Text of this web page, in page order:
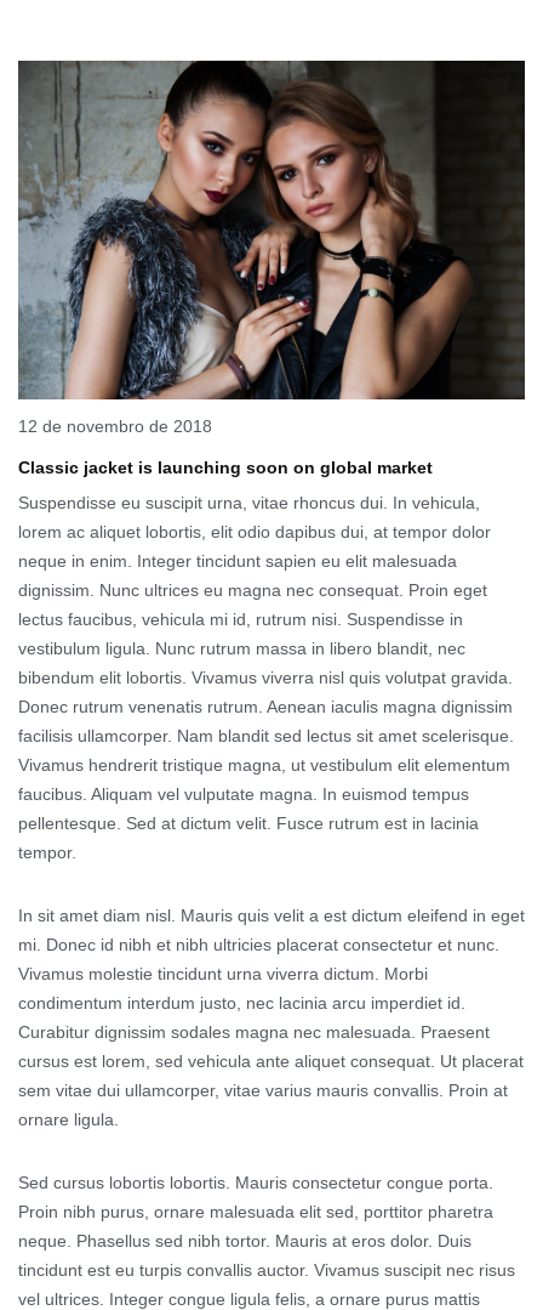
12 de novembro de 2018
Classic jacket is launching soon on global market
Suspendisse eu suscipit urna, vitae rhoncus dui. In vehicula,
lorem ac aliquet lobortis, elit odio dapibus dui, at tempor dolor
neque in enim. Integer tincidunt sapien eu elit malesuada
dignissim. Nunc ultrices eu magna nec consequat. Proin eget
lectus faucibus, vehicula mi id, rutrum nisi. Suspendisse in
vestibulum ligula. Nunc rutrum massa in libero blandit, nec
bibendum elit lobortis. Vivamus viverra nisl quis volutpat gravida.
Donec rutrum venenatis rutrum. Aenean iaculis magna dignissim
facilisis ullamcorper. Nam blandit sed lectus sit amet scelerisque.
Vivamus hendrerit tristique magna, ut vestibulum elit elementum
faucibus. Aliquam vel vulputate magna. In euismod tempus
pellentesque. Sed at dictum velit. Fusce rutrum est in lacinia
tempor.
In sit amet diam nisl. Mauris quis velit a est dictum eleifend in eget
mi. Donec id nibh et nibh ultricies placerat consectetur et nunc.
Vivamus molestie tincidunt urna viverra dictum. Morbi
condimentum interdum justo, nec lacinia arcu imperdiet id.
Curabitur dignissim sodales magna nec malesuada. Praesent
cursus est lorem, sed vehicula ante aliquet consequat. Ut placerat
sem vitae dui ullamcorper, vitae varius mauris convallis. Proin at
ornare ligula.
Sed cursus lobortis lobortis. Mauris consectetur congue porta.
Proin nibh purus, ornare malesuada elit sed, porttitor pharetra
neque. Phasellus sed nibh tortor. Mauris at eros dolor. Duis
tincidunt est eu turpis convallis auctor. Vivamus suscipit nec risus
vel ultrices. Integer congue ligula felis, a ornare purus mattis